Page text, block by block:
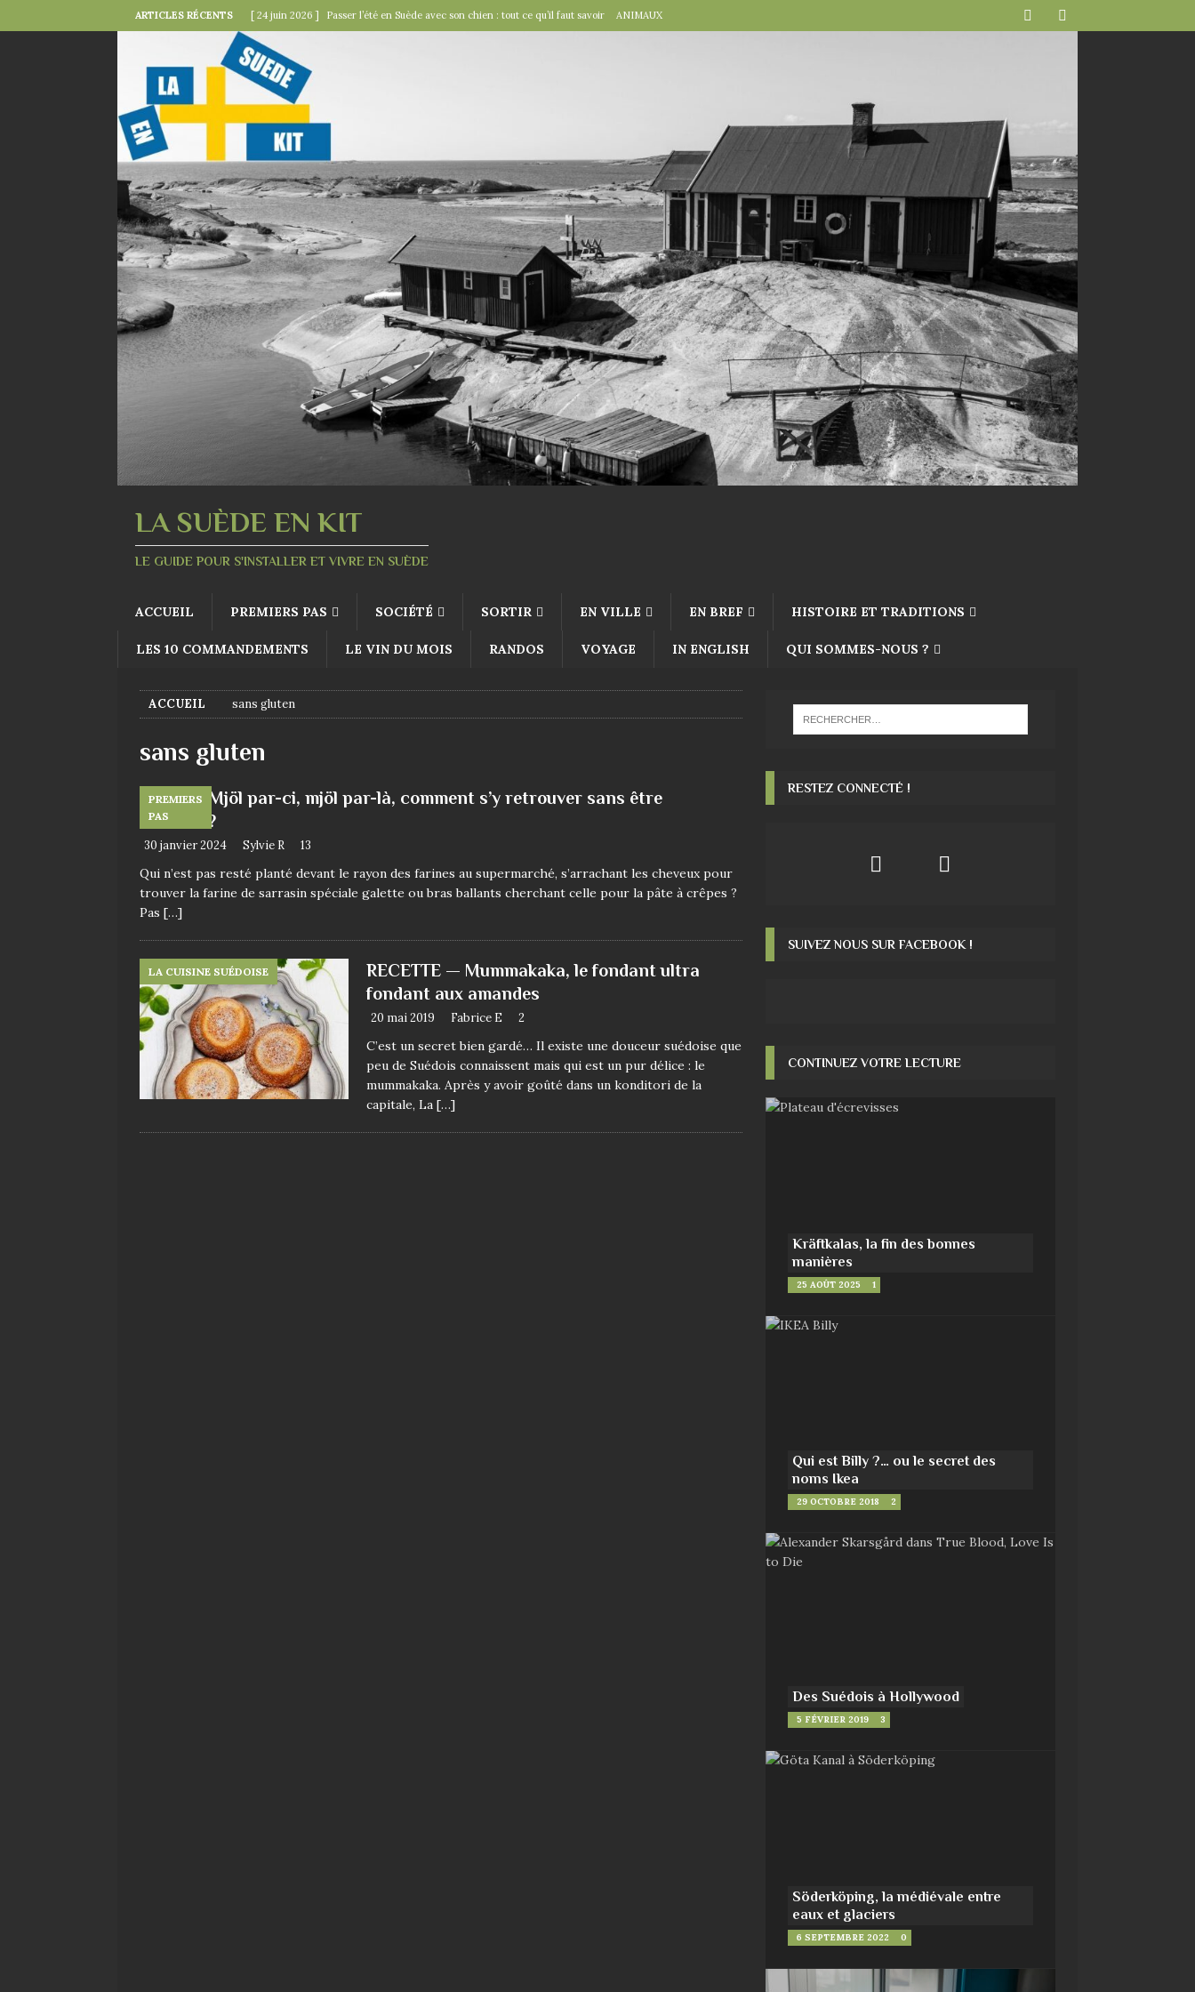
ARTICLES RÉCENTS [ 24 juin 2026 ] Passer l’été en Suède avec son chien : tout ce qu’il faut savoir ANIMAUX
[ 22 juin 2026 ]
[ 18 juin 2026 ]
[ 15 juin 2026 ]
SUÉDOISES
[ 6 juin 2026 ] Le rire s’invite à table : « Venez donc dîner ce soir ! » EN VILLE
LA SUÈDE EN KIT
LE GUIDE POUR S'INSTALLER ET VIVRE EN SUÈDE
ACCUEIL PREMIERS PAS SOCIÉTÉ SORTIR EN VILLE EN BREF HISTOIRE ET TRADITIONS
LES 10 COMMANDEMENTS LE VIN DU MOIS RANDOS VOYAGE IN ENGLISH QUI SOMMES-NOUS ?
ACCUEIL sans gluten
sans gluten
PREMIERS
PAS
Mjöl par-ci, mjöl par-là, comment s’y retrouver sans être
enfariné?
30 janvier 2024 Sylvie R 13
Qui n’est pas resté planté devant le rayon des farines au supermarché, s’arrachant les cheveux pour
trouver la farine de sarrasin spéciale galette ou bras ballants cherchant celle pour la pâte à crêpes ?
Pas […]
LA CUISINE SUÉDOISE
RECETTE — Mummakaka, le fondant ultra
fondant aux amandes
20 mai 2019 Fabrice E 2
C’est un secret bien gardé… Il existe une douceur suédoise que
peu de Suédois connaissent mais qui est un pur délice : le
mummakaka. Après y avoir goûté dans un konditori de la
capitale, La […]
RESTEZ CONNECTÉ !
SUIVEZ NOUS SUR FACEBOOK !
CONTINUEZ VOTRE LECTURE
Kräftkalas, la fin des bonnes
manières
25 AOÛT 2025 1
Qui est Billy ?… ou le secret des
noms Ikea
29 OCTOBRE 2018 2
Des Suédois à Hollywood
5 FÉVRIER 2019 3
Söderköping, la médiévale entre
eaux et glaciers
6 SEPTEMBRE 2022 0